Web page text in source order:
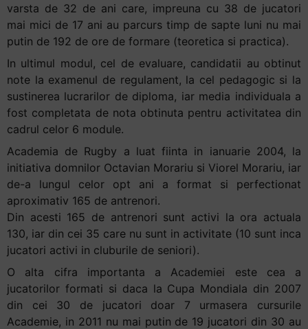
varsta de 32 de ani care, impreuna cu 38 de jucatori
mai mici de 17 ani au parcurs timp de sapte luni nu mai
putin de 192 de ore de formare (teoretica si practica).
In ultimul modul, cel de evaluare, candidatii au obtinut
note la examenul de regulament, la cel pedagogic si la
sustinerea lucrarilor de diploma, iar media individuala a
fost completata de nota obtinuta pentru activitatea din
cadrul celor 6 module.
Academia de Rugby a luat fiinta in ianuarie 2004, la
initiativa domnilor Octavian Morariu si Viorel Morariu, iar
de-a lungul celor opt ani a format si perfectionat
aproximativ 165 de antrenori.
Din acesti 165 de antrenori sunt activi la ora actuala
130, iar din cei 35 care nu sunt in activitate (10 sunt inca
jucatori activi in cluburile de seniori).
O alta cifra importanta a Academiei este cea a
jucatorilor formati si daca la Cupa Mondiala din 2007
din cei 30 de jucatori doar 7 urmasera cursurile
Academie, in 2011 nu mai putin de 19 jucatori din 30 au